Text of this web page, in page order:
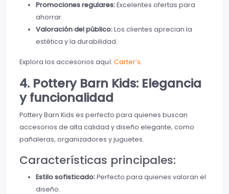
Promociones regulares:Excelentes ofertas para
ahorrar.
Valoración del público:Los clientes aprecian la
estética y la durabilidad.
Explora los accesorios aquí: Carter’s.
4. Pottery Barn Kids: Elegancia
y funcionalidad
Pottery Barn Kids es perfecto para quienes buscan
accesorios de alta calidad y diseño elegante, como
pañaleras, organizadores y juguetes.
Características principales:
Estilo sofisticado:Perfecto para quienes valoran el
diseño.